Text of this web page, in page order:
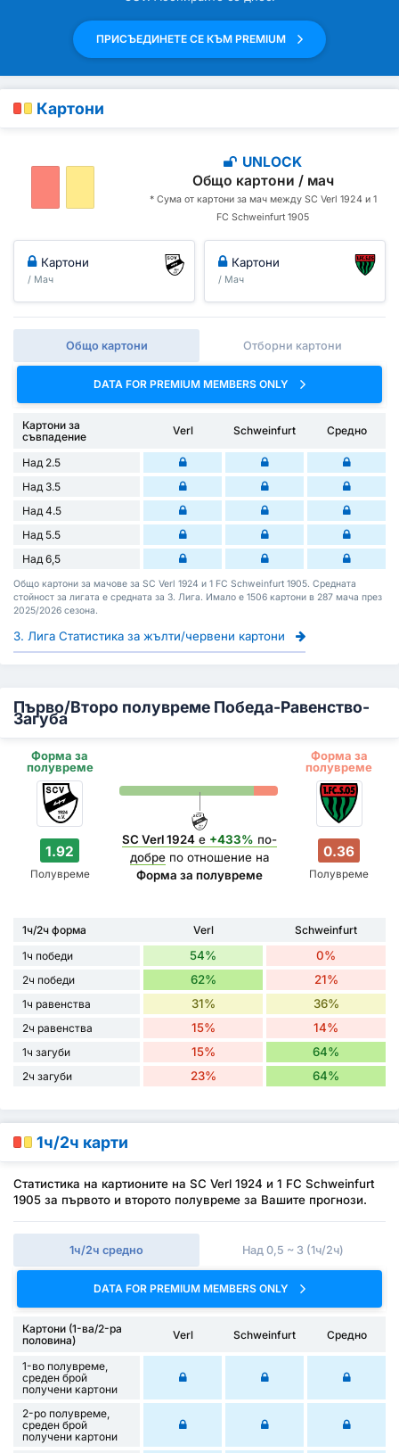
ПРИСЪЕДИНЕТЕ СЕ КЪМ PREMIUM
Картони
UNLOCK
Общо картони / мач
* Сума от картони за мач между SC Verl 1924 и 1
FC Schweinfurt 1905
Картони
/ Мач
Картони
/ Мач
Общо картони Отборни картони
DATA FOR PREMIUM MEMBERS ONLY
Картони за
съвпадение
Verl Schweinfurt Средно
Над 2.5
Над 3.5
Над 4.5
Над 5.5
Над 6,5
Общо картони за мачове за SC Verl 1924 и 1 FC Schweinfurt 1905. Средната
стойност за лигата е средната за 3. Лига. Имало е 1506 картони в 287 мача през
2025/2026 сезона.
3. Лига Статистика за жълти/червени картони
Първо/Второ полувреме Победа-Равенство-
Загуба
Форма за
полувреме
Форма за
полувреме
1.92
Полувреме
SC Verl 1924е +433% по-
добрепо отношение на
Форма за полувреме
0.36
Полувреме
1ч/2ч форма Verl
Schweinfurt
1ч победи
54% 0%
2ч победи 62% 21%
1ч равенства 31% 36%
2ч равенства 15% 14%
1ч загуби 15% 64%
2ч загуби 23% 64%
1ч/2ч карти
Статистика на картионите на SC Verl 1924 и 1 FC Schweinfurt
1905 за първото и второто полувреме за Вашите прогнози.
1ч/2ч средно Над 0,5 ~ 3 (1ч/2ч)
DATA FOR PREMIUM MEMBERS ONLY
Картони (1-ва/2-ра
половина)
Verl Schweinfurt Средно
1-во полувреме,
среден брой
получени картони
2-ро полувреме,
среден брой
получени картони